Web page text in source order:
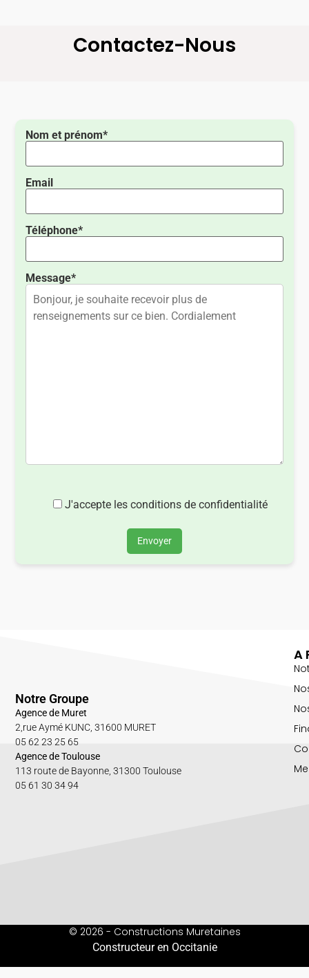
Contactez-Nous
Nom et prénom*
Email
Téléphone*
Message*
J'accepte les conditions de confidentialité
Envoyer
A
Notre Groupe
Agence de Muret
2,rue Aymé KUNC, 31600 MURET
05 62 23 25 65
Agence de Toulouse
113 route de Bayonne, 31300 Toulouse
05 61 30 34 94
© 2026 - Constructions Muretaines
Constructeur en Occitanie